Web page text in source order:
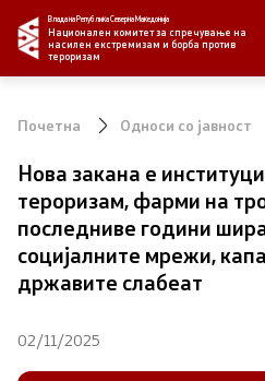
Влада на Република Северна Македонија
Национален комитет за спречување на
насилен екстремизам и борба против
тероризам
Комитет
Канцеларијата на
Односи со јавност
Новости
Почетна Односи со јавност
Нова закана е
тероризам, фарми на
последниве години
социјалните мрежи,
државите слабеат
02/11/2025